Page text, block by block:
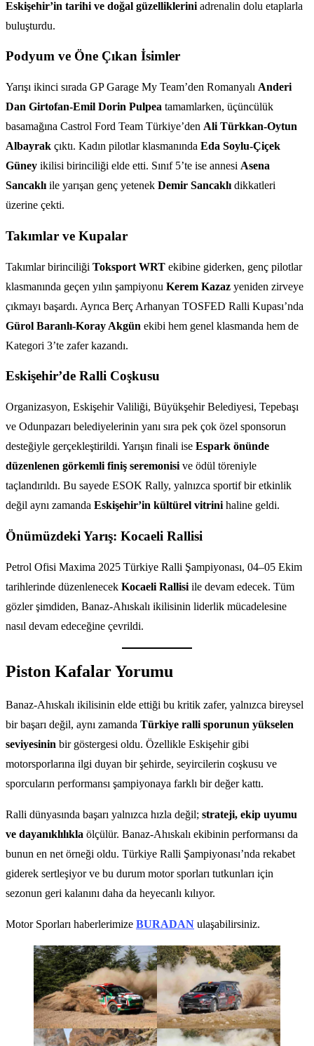
Eskişehir’in tarihi ve doğal güzelliklerini adrenalin dolu etaplarla
buluşturdu.
Podyum ve Öne Çıkan İsimler
Yarışı ikinci sırada GP Garage My Team’den Romanyalı Anderi
Dan Girtofan-Emil Dorin Pulpea tamamlarken, üçüncülük
basamağına Castrol Ford Team Türkiye’den Ali Türkkan-Oytun
Albayrak çıktı. Kadın pilotlar klasmanında Eda Soylu-Çiçek
Güney ikilisi birinciliği elde etti. Sınıf 5’te ise annesi Asena
Sancaklı ile yarışan genç yetenek Demir Sancaklı dikkatleri
üzerine çekti.
Takımlar ve Kupalar
Takımlar birinciliği Toksport WRT ekibine giderken, genç pilotlar
klasmanında geçen yılın şampiyonu Kerem Kazaz yeniden zirveye
çıkmayı başardı. Ayrıca Berç Arhanyan TOSFED Ralli Kupası’nda
Gürol Baranlı-Koray Akgün ekibi hem genel klasmanda hem de
Kategori 3’te zafer kazandı.
Eskişehir’de Ralli Coşkusu
Organizasyon, Eskişehir Valiliği, Büyükşehir Belediyesi, Tepebaşı
ve Odunpazarı belediyelerinin yanı sıra pek çok özel sponsorun
desteğiyle gerçekleştirildi. Yarışın finali ise Espark önünde
düzenlenen görkemli finiş seremonisi ve ödül töreniyle
taçlandırıldı. Bu sayede ESOK Rally, yalnızca sportif bir etkinlik
değil aynı zamanda Eskişehir’in kültürel vitrini haline geldi.
Önümüzdeki Yarış: Kocaeli Rallisi
Petrol Ofisi Maxima 2025 Türkiye Ralli Şampiyonası, 04–05 Ekim
tarihlerinde düzenlenecek Kocaeli Rallisi ile devam edecek. Tüm
gözler şimdiden, Banaz-Ahıskalı ikilisinin liderlik mücadelesine
nasıl devam edeceğine çevrildi.
Piston Kafalar Yorumu
Banaz-Ahıskalı ikilisinin elde ettiği bu kritik zafer, yalnızca bireysel
bir başarı değil, aynı zamanda Türkiye ralli sporunun yükselen
seviyesinin bir göstergesi oldu. Özellikle Eskişehir gibi
motorsporlarına ilgi duyan bir şehirde, seyircilerin coşkusu ve
sporcuların performansı şampiyonaya farklı bir değer kattı.
Ralli dünyasında başarı yalnızca hızla değil; strateji, ekip uyumu
ve dayanıklılıkla ölçülür. Banaz-Ahıskalı ekibinin performansı da
bunun en net örneği oldu. Türkiye Ralli Şampiyonası’nda rekabet
giderek sertleşiyor ve bu durum motor sporları tutkunları için
sezonun geri kalanını daha da heyecanlı kılıyor.
Motor Sporları haberlerimize BURADAN ulaşabilirsiniz.